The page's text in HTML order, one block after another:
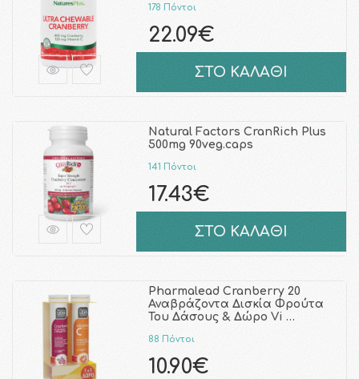
178 Πόντοι
22.09€
ΣΤΟ ΚΑΛΑΘΙ
Natural Factors CranRich Plus
500mg 90veg.caps
141 Πόντοι
17.43€
ΣΤΟ ΚΑΛΑΘΙ
Pharmalead Cranberry 20
Αναβράζοντα Δισκία Φρούτα
Του Δάσους & Δώρο Vi …
88 Πόντοι
10.90€